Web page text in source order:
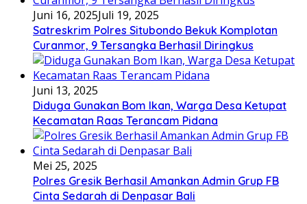
Juni 16, 2025Juli 19, 2025
Satreskrim Polres Situbondo Bekuk Komplotan
Curanmor, 9 Tersangka Berhasil Diringkus
Juni 13, 2025
Diduga Gunakan Bom Ikan, Warga Desa Ketupat
Kecamatan Raas Terancam Pidana
Mei 25, 2025
Polres Gresik Berhasil Amankan Admin Grup FB
Cinta Sedarah di Denpasar Bali